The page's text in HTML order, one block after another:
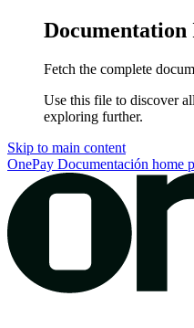
Documentation
Fetch the complete
Use this file to discover
exploring further.
Skip to main content
OnePay Documentación home